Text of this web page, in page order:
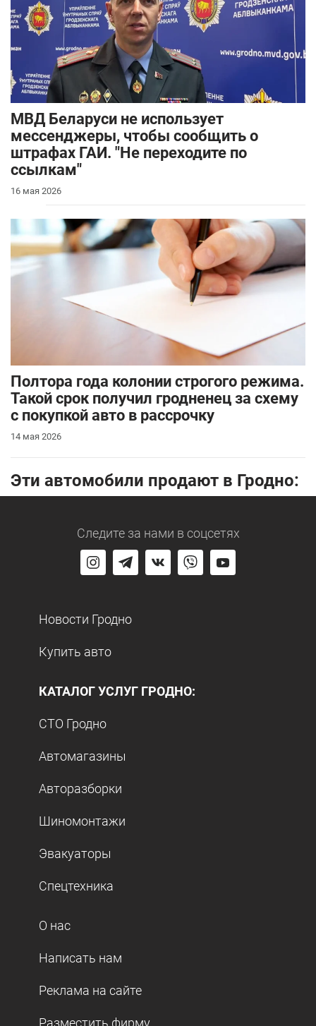
МВД Беларуси не использует
мессенджеры, чтобы сообщить о
штрафах ГАИ. "Не переходите по
ссылкам"
16 мая 2026
Полтора года колонии строгого режима.
Такой срок получил гродненец за схему
с покупкой авто в рассрочку
14 мая 2026
Эти автомобили продают в Гродно:
Следите за нами в соцсетях
Новости Гродно
Купить авто
КАТАЛОГ УСЛУГ ГРОДНО:
СТО Гродно
Автомагазины
Авторазборки
Шиномонтажи
Эвакуаторы
Спецтехника
О нас
Написать нам
Реклама на сайте
Разместить фирму